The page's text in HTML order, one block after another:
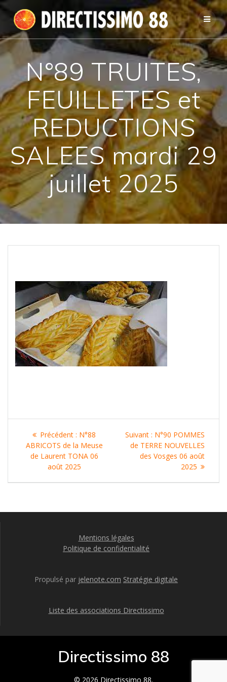
Passer
au
contenu
N°89 TRUITES,
FEUILLETES et
REDUCTIONS
SALEES mardi 29
juillet 2025
Navigation
l’article
Précédent : Article
précédent
:
N°88
ABRICOTS de la Meuse
de Laurent TONA 06
août 2025
Suivant : Article
suivant
:
N°90 POMMES
de TERRE NOUVELLES
des Vosges 06 août
2025
Mentions légales
Politique de confidentialité
Propulsé par jelenote.com Stratégie digitale
Liste des associations Directissimo
Directissimo 88
© 2026 Directissimo 88.